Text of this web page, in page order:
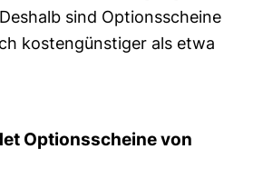
sind Optionsscheine
kosten­günstiger als etwa
Optionsscheine von